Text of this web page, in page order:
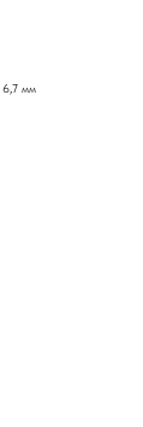
6,7 мм